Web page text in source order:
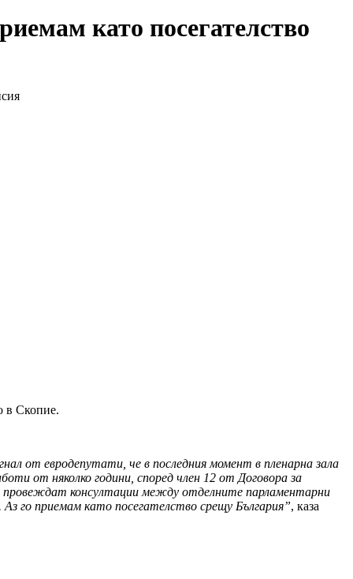
като посегателство
в Скопие.
от евродепутати, че в последния момент в пленарна зала
от няколко години, според член 12 от Договора за
провеждат консултации между отделните парламентарни
го приемам като посегателство срещу България”, каза